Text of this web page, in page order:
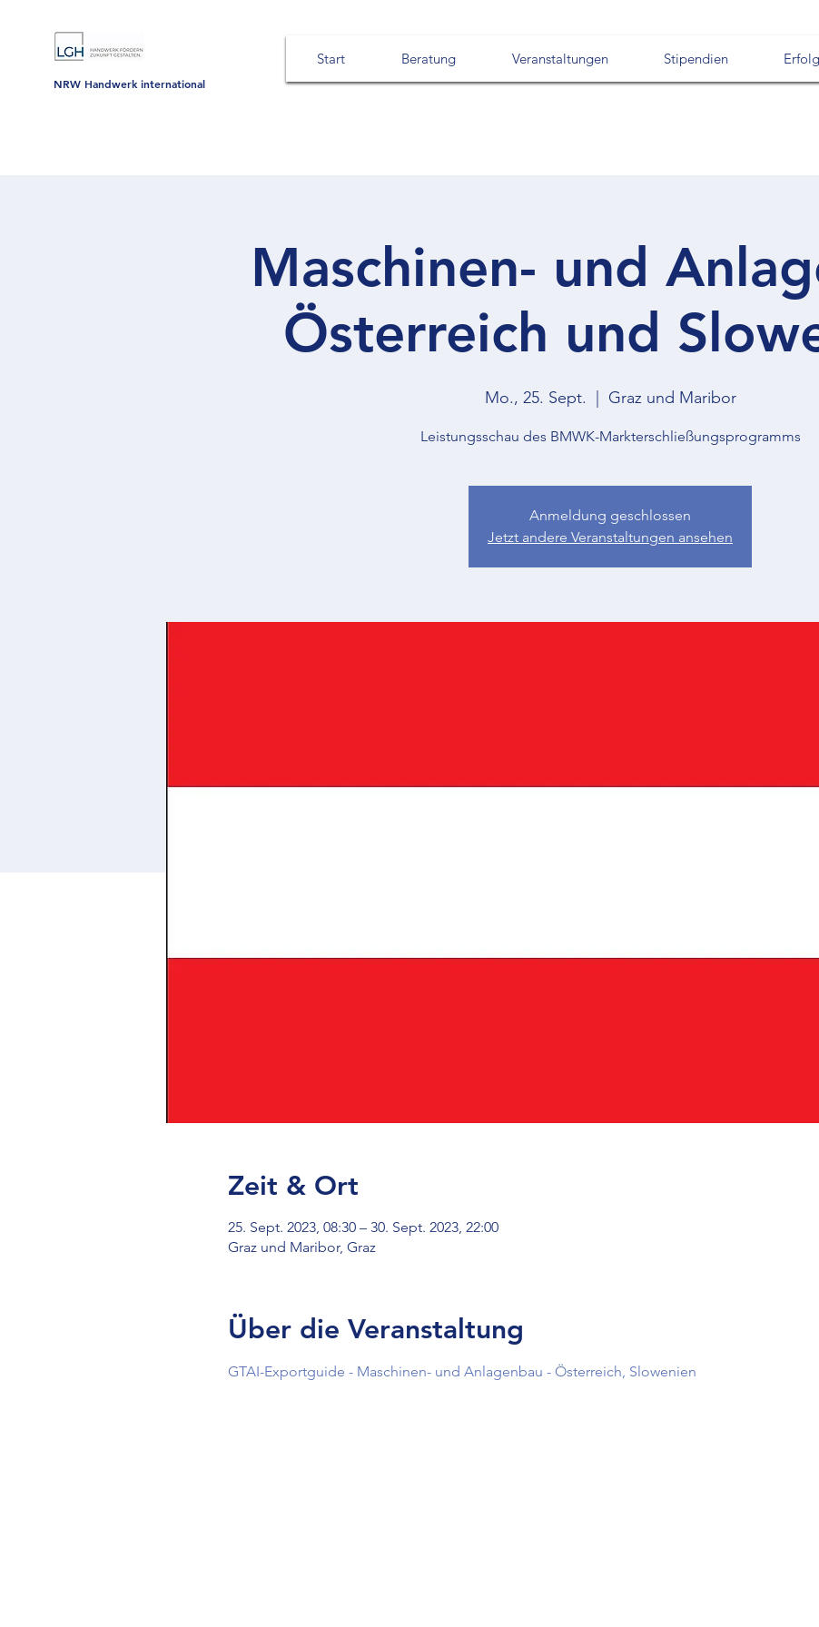
NRW Handwerk international
Start Beratung Veranstaltungen Stipendien
Maschinen- und
Österreich und
Mo., 25. Sept. Graz und Maribor
Leistungsschau des BMWK-Markterschließungsprogramms
Anmeldung geschlossen
Jetzt andere Veranstaltungen ansehen
Zeit & Ort
25. Sept. 2023, 08:30 – 30. Sept. 2023, 22:00
Graz und Maribor, Graz
Über die Veranstaltung
GTAI-Exportguide - Maschinen- und Anlagenbau - Österreich, Slowenien